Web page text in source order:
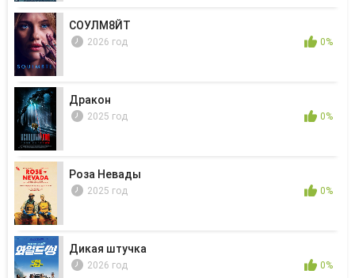
СОУЛМ8ЙТ
2026 год 0%
Дракон
2025 год 0%
Роза Невады
2025 год 0%
Дикая штучка
2026 год 0%